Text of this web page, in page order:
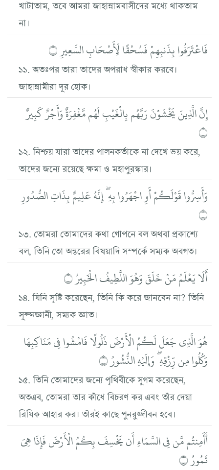
খাটাতাম, তবে আমরা জাহান্নামবাসীদের মধ্যে থাকতাম
না।
فَاعْتَرَفُوا بِذَنبِهِمْ فَسُحْقًا لِّأَصْحَابِ السَّعِيرِ ۝
১১. অতঃপর তারা তাদের অপরাধ স্বীকার করবে।
জাহান্নামীরা দূর হোক।
إِنَّ الَّذِينَ يَخْشَوْنَ رَبَّهُم بِالْغَيْبِ لَهُم مَّغْفِرَةٌ وَأَجْرٌ كَبِيرٌ
۝
১২. নিশ্চয় যারা তাদের পালনকর্তাকে না দেখে ভয় করে,
তাদের জন্যে রয়েছে ক্ষমা ও মহাপুরস্কার।
وَأَسِرُّوا قَوْلَكُمْ أَوِ اجْهَرُوا بِهِ ۖ إِنَّهُ عَلِيمٌ بِذَاتِ الصُّدُورِ
۝
১৩. তোমরা তোমাদের কথা গোপনে বল অথবা প্রকাশ্যে
বল, তিনি তো অন্তরের বিষয়াদি সম্পর্কে সম্যক অবগত।
أَلَا يَعْلَمُ مَنْ خَلَقَ وَهُوَ اللَّطِيفُ الْخَبِيرُ ۝
১৪. যিনি সৃষ্টি করেছেন, তিনি কি করে জানবেন না? তিনি
সূক্ষ্নজ্ঞানী, সম্যক জ্ঞাত।
هُوَ الَّذِي جَعَلَ لَكُمُ الْأَرْضَ ذَلُولًا فَامْشُوا فِي مَنَاكِبِهَا
وَكُلُوا مِن رِّزْقِهِ ۖ وَإِلَيْهِ النُّشُورُ ۝
১৫. তিনি তোমাদের জন্যে পৃথিবীকে সুগম করেছেন,
অতএব, তোমরা তার কাঁধে বিচরণ কর এবং তাঁর দেয়া
রিযিক আহার কর। তাঁরই কাছে পুনরুজ্জীবন হবে।
أَأَمِنتُم مَّن فِي السَّمَاءِ أَن يَخْسِفَ بِكُمُ الْأَرْضَ فَإِذَا هِيَ
تَمُورُ ۝